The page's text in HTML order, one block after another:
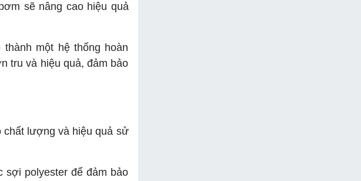
sẽ nâng cao hiệu quả
một hệ thống hoàn
tru và hiệu quả, đảm bảo
chất lượng và hiệu quả sử
sợi polyester để đảm bảo